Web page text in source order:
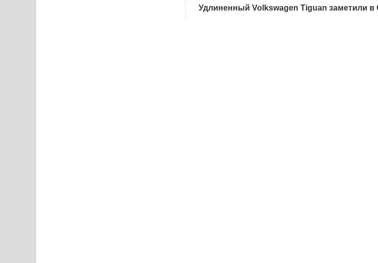
Удлиненный Volkswagen Tiguan заметили